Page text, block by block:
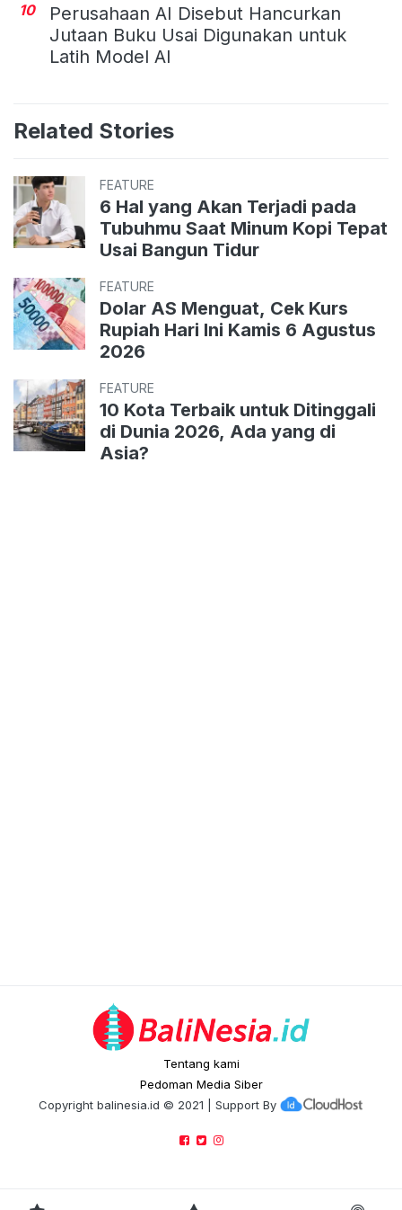
10
Perusahaan AI Disebut Hancurkan
Jutaan Buku Usai Digunakan untuk
Latih Model AI
Related Stories
FEATURE
6 Hal yang Akan Terjadi pada
Tubuhmu Saat Minum Kopi Tepat
Usai Bangun Tidur
FEATURE
Dolar AS Menguat, Cek Kurs
Rupiah Hari Ini Kamis 6 Agustus
2026
FEATURE
10 Kota Terbaik untuk Ditinggali
di Dunia 2026, Ada yang di
Asia?
Tentang kami
Pedoman Media Siber
Copyright balinesia.id © 2021 | Support By